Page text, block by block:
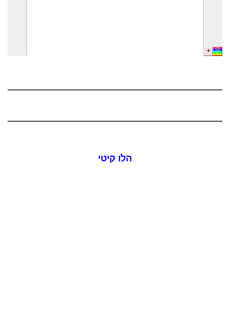
הלו קיטי